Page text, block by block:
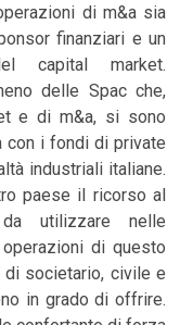
di m&a sia
finanziari e un
capital market.
delle Spac che,
e di m&a, si sono
con i fondi di private
industriali italiane.
paese il ricorso al
utilizzare nelle
di questo
societario, civile e
in grado di offrire.